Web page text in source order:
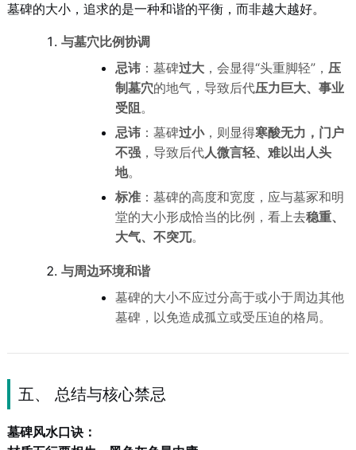
墓碑的大小，追求的是一种和谐的平衡，而非越大越好。
与墓穴比例协调
忌讳：墓碑过大，会显得“头重脚轻”， 压
制墓穴的地气，导致后代压力巨大、事业
受阻。
忌讳：墓碑过小，则显得寒酸无力，门户
不强，导致后代人微言轻、难以出人头
地。
标准：墓碑的高度和宽度，应与墓冢和明
堂的大小形成恰当的比例，看上去稳重、
大气、不突兀。
与周边环境和谐
墓碑的大小不应过分高于或小于周边其他
墓碑，以免造成孤立或受压迫的格局。
五、 总结与核心禁忌
墓碑风水口诀：